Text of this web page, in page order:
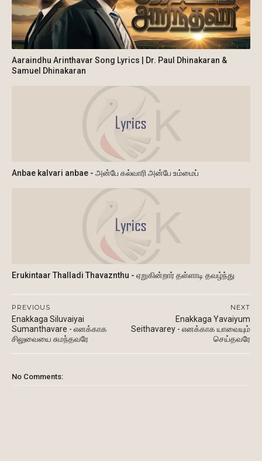
Aaraindhu Arinthavar Song Lyrics | Dr. Paul Dhinakaran &
Samuel Dhinakaran
Anbae kalvari anbae - அன்பே கல்வாரி அன்பே உம்மைப்
Erukintaar Thalladi Thavaznthu - ஏறுகின்றார் தள்ளாடி தவழ்ந்து
NEXT
Enakkaga Yavaiyum
Seithavarey - எனக்காக யாவையும்
செய்தவரே
PREVIOUS
Enakkaga Siluvaiyai
Sumanthavare - எனக்காக
சிலுவையை சுமந்தவரே
No Comments: